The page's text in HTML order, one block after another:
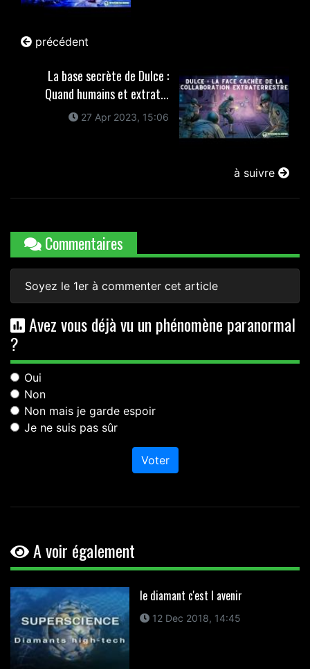
précédent
La base secrète de Dulce :
Quand humains et extrat...
27 Apr 2023, 15:06
à suivre
Commentaires
Soyez le 1er à commenter cet article
Avez vous déjà vu un phénomène paranormal
?
Oui
Non
Non mais je garde espoir
Je ne suis pas sûr
Voter
A voir également
le diamant c'est l avenir
12 Dec 2018, 14:45